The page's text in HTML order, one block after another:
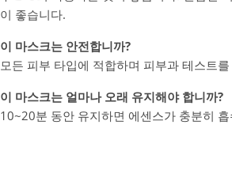
이 좋습니다.
이 마스크는 안전합니까?
모든 피부 타입에 적합하며 피부과 테스트
이 마스크는 얼마나 오래 유지해야 합니까?
10~20분 동안 유지하면 에센스가 충분히